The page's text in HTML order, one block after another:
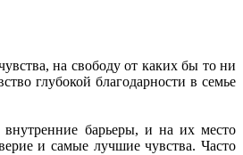
на свободу от каких бы то ни
глубокой благодарности в семье
внутренние барьеры, и на их место
и самые лучшие чувства. Часто